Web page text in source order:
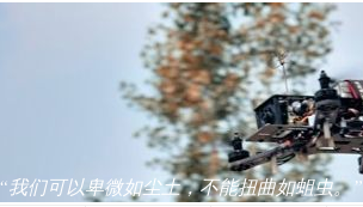
“我们可以卑微如尘土，不能扭曲如蛆虫。”